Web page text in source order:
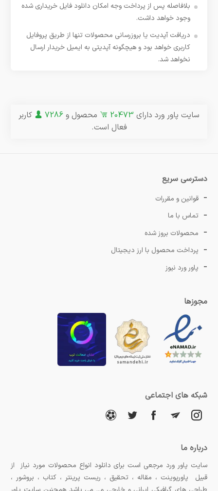
بلافاصله پس از پرداخت وجه امکان دانلود فایل خریداری شده
وجود خواهد داشت.
دریافت آپدیت یا بروزرسانی محصولات تنها از طریق پروفایل
کاربری خواهد بود و هیچگونه آپدیتی به ایمیل خریدار ارسال
نخواهد شد.
سایت پاور ورد دارای 20473 محصول و 7286
کاربر
فعال است.
دسترسی سریع
قوانین و مقررات
تماس با ما
محصولات بروز شده
پرداخت محصول با ارز دیجیتال
پاور ورد نیوز
مجوزها
شبکه های اجتماعی
درباره ما
سایت پاور ورد مرجعی است برای دانلود انواع محصولات مورد نیاز از
قبیل پاورپوینت ، مقاله ، تحقیق ، ریست پرینتر ، کتاب ، بروشور ،